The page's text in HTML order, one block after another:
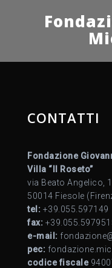
CONTATTI
Fondazione
Villa “Il Roseto”
via Beato Angelico,
50014 Fiesole
tel: +39.055.597149
fax:
e-mail:
pec:
codice fiscale